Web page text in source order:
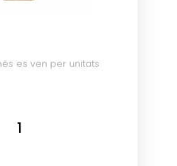
es ven per unitats